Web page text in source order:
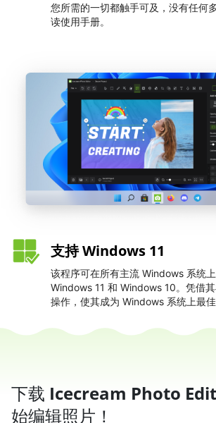
您所需的一切都触手可及，没有任何
读使用手册。
支持 Windows 11
该程序可在所有主流 Windows 系统
Windows 11 和 Windows 10。凭借
操作，使其成为 Windows 系统上最佳
下载 Icecream Photo
始编辑照片！